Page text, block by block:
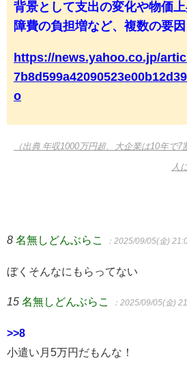
背景として支出の変化や物価
障費の負担増など、複数の要因
https://news.yahoo.co.jp/
o
（出典 年収1000万円超、大企業は10年
人
8 名無しどんぶらこ ：2025/09/05(金)
ぼくそんなにもらってない
15 名無しどんぶらこ ：2025/09/05(金)
>>8
小遣い月5万円だもんな！